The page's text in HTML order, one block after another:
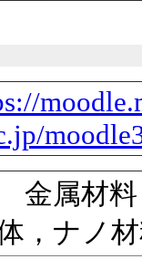
金属材
，ナノ